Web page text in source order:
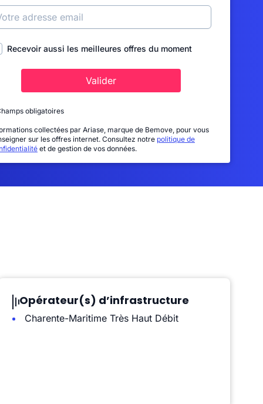
Recevoir aussi les meilleures offres du moment
Valider
obligatoires
collectées par Ariase, marque de Bemove, pour vous
sur les offres internet. Consultez notre politique de
et de gestion de vos données.
Opérateur(s) d’infrastructure
Charente-Maritime Très Haut Débit